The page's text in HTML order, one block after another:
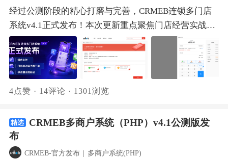
http://mer.crmeb.net/admin/账号：demo密码：
crmeb.com店铺后台：http://mer.crmeb.net/circle/账号：
demo密码：crmeb.com商户后台：
http://mer.crmeb.net/admin/账号：18612341234密码：
000000区域管理后台：http://mer.crmeb.net/admin/账
号：18812341234密码：000000H5端：
http://mer.crmeb.net扫码体验小程序商城：已购买的用
下载更新包，更新使用~
一次消费变成持续复购。这才是未来餐饮营销的核心逻
辑。风向在变，经营逻辑也要升级。中式餐饮创业真正
值得抓住的，不是某个短期风口，而是把产品做精、把
效率做强、把渠道打通、把模型做稳。用确定性赢得信
任，用私域沉淀复购。扫码添加官方客服，试用系统！
费、配送员提成比例、夜间提成加价、配送时间、配送
流程等规则。商家在设置配送方式时可选择“平台配
送”。用户下单后，由平台配送员接单并配送。配送员
入驻与审核：支持平台自主添加配送员，也支持用户在
线申请入驻，平台进行审核与管理。审核通过后，系统
自动校验配送员地址是否在平台配送范围内，确保运力
资源精准覆盖。移动端接单与提现：配送员端功能全面
起提现申请。平台统一审核结算，提成流水完整可查。
独立订单管理：平台配送订单单独归类，支持派单、改
派、确认送达等操作，移动端同步展示配送状态，履约
费者极依赖口碑推荐。宝妈群里一句"这益生菌我家娃
吃了好"，比任何广告都管用。指定分销模式最契合：
筛选有真实经验的用户成为分销员，既保证推荐质量，
又管控品牌口碑。三、宠物消费｜圈子垂直黏性强，口
碑带货无死角养宠人群高度垂直且活跃，互相推荐好
物，分享欲旺盛。猫粮狗粮都是持续消耗品，复购刚性
极强。人人分销模式效果拉满：注册即分销，降低参与
快消品｜消耗快频次高，分销铺市如虎添翼纸巾、洗衣
液、零食饮料，日常消耗快、购买频次高。分销系统让
每个用户成为渠道节点，通过社交裂变实现指数级覆
经过公测阶段的精心打磨与完善，CRMEB连锁多门店
系统v4.1正式发布！本次更新重点聚焦门店经营实战细
节，致力于解决成交痛点：新增组合支付功能，直击成
交最后卡点，稳稳抓住每一笔订单；带来门店移动端代
客下单，让店员随时随地都能帮顾客下单，不错过任何
生意机会。同时，v4.1还增加了移动端发布商品、移动
端库存盘点功能，并对20多项功能细节进行了优化升
CRMEB官网下载多门店v4.1正式版更新包进行升级，让
系统功能更贴合您的业务场景，助力门店经营更高效！
一、组合支付 "余额不够付全款，又不想完全放弃余
4点赞 · 14评论 · 1301浏览
精选
CRMEB多商户系统（PHP）v4.1公测版发
布
CRMEB-官方发布 | 多商户系统(PHP)